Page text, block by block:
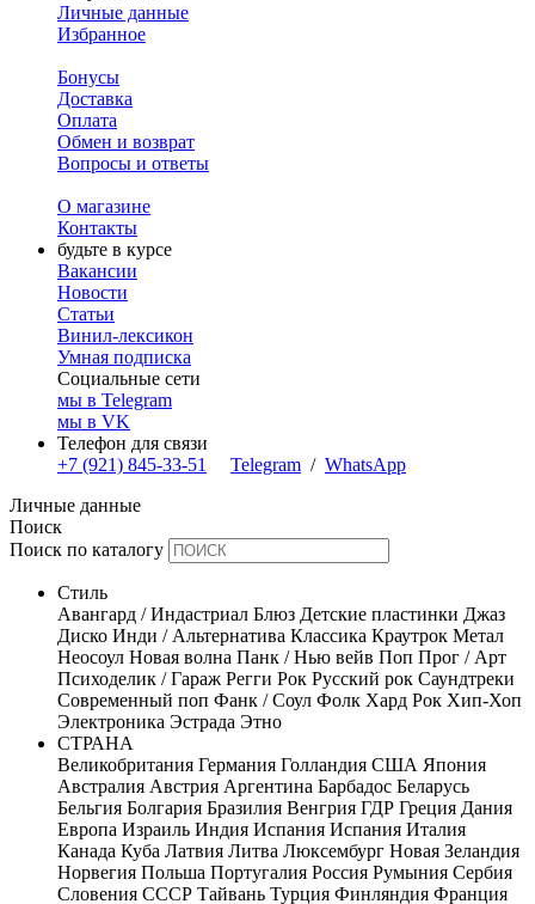
Личные данные
Избранное
Бонусы
Доставка
Оплата
Обмен и возврат
Вопросы и ответы
О магазине
Контакты
будьте в курсе
Вакансии
Новости
Статьи
Винил-лексикон
Умная подписка
Социальные сети
мы в Telegram
мы в VK
Телефон для связи
+7 (921) 845-33-51
Telegram / WhatsApp
Личные данные
Поиск
Поиск по каталогу
Стиль
Авангард / Индастриал Блюз Детские пластинки Джаз
Диско Инди / Альтернатива Классика Краутрок Метал
Неосоул Новая волна Панк / Нью вейв Поп Прог / Арт
Психоделик / Гараж Регги Рок Русский рок Саундтреки
Современный поп Фанк / Соул Фолк Хард Рок Хип-Хоп
Электроника Эстрада Этно
СТРАНА
Великобритания Германия Голландия США Япония
Австралия Австрия Аргентина Барбадос Беларусь
Бельгия Болгария Бразилия Венгрия ГДР Греция Дания
Европа Израиль Индия Испания Испания Италия
Канада Куба Латвия Литва Люксембург Новая Зеландия
Норвегия Польша Португалия Россия Румыния Сербия
Словения СССР Тайвань Турция Финляндия Франция